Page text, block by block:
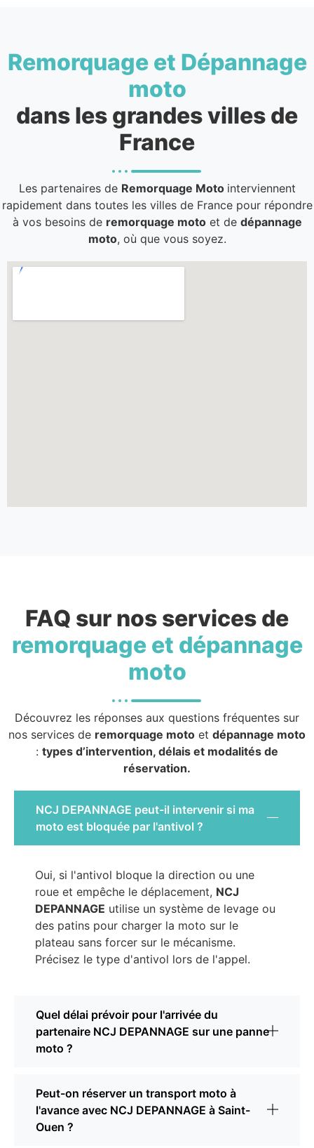
Remorquage et Dépannage
moto
dans les grandes villes de
France
Les partenaires de Remorquage Moto interviennent
rapidement dans toutes les villes de France pour répondre
à vos besoins de remorquage motoet de dépannage
moto, où que vous soyez.
FAQ sur nos services de
remorquage et dépannage
moto
Découvrez les réponses aux questions fréquentes sur
nos services de remorquage moto et dépannage moto
: types d’intervention, délais et modalités de
réservation.
NCJ DEPANNAGE peut-il intervenir si ma
moto est bloquée par l'antivol ?
Oui, si l'antivol bloque la direction ou une
roue et empêche le déplacement, NCJ
DEPANNAGE utilise un système de levage ou
des patins pour charger la moto sur le
plateau sans forcer sur le mécanisme.
Précisez le type d'antivol lors de l'appel.
Quel délai prévoir pour l'arrivée du
partenaire NCJ DEPANNAGE sur une panne
moto ?
Peut-on réserver un transport moto à
l'avance avec NCJ DEPANNAGE à Saint-
Ouen ?